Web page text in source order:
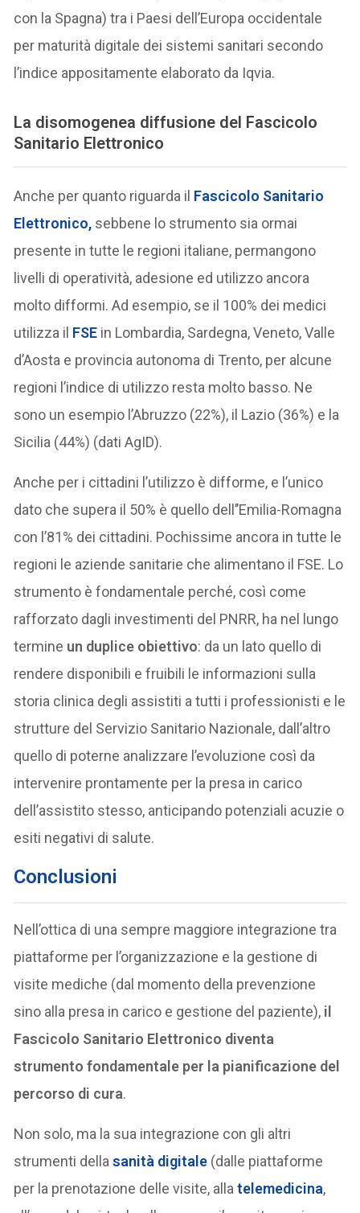
con la Spagna) tra i Paesi dell’Europa occidentale
per maturità digitale dei sistemi sanitari secondo
l’indice appositamente elaborato da Iqvia.
La disomogenea diffusione del Fascicolo
Sanitario Elettronico
Anche per quanto riguarda il Fascicolo Sanitario
Elettronico, sebbene lo strumento sia ormai
presente in tutte le regioni italiane, permangono
livelli di operatività, adesione ed utilizzo ancora
molto difformi. Ad esempio, se il 100% dei medici
utilizza il FSE in Lombardia, Sardegna, Veneto, Valle
d’Aosta e provincia autonoma di Trento, per alcune
regioni l’indice di utilizzo resta molto basso. Ne
sono un esempio l’Abruzzo (22%), il Lazio (36%) e la
Sicilia (44%) (dati AgID).
Anche per i cittadini l’utilizzo è difforme, e l’unico
dato che supera il 50% è quello dell’’Emilia-Romagna
con l’81% dei cittadini. Pochissime ancora in tutte le
regioni le aziende sanitarie che alimentano il FSE. Lo
strumento è fondamentale perché, così come
rafforzato dagli investimenti del PNRR, ha nel lungo
termine un duplice obiettivo: da un lato quello di
rendere disponibili e fruibili le informazioni sulla
storia clinica degli assistiti a tutti i professionisti e le
strutture del Servizio Sanitario Nazionale, dall’altro
quello di poterne analizzare l’evoluzione così da
intervenire prontamente per la presa in carico
dell’assistito stesso, anticipando potenziali acuzie o
esiti negativi di salute.
Conclusioni
Nell’ottica di una sempre maggiore integrazione tra
piattaforme per l’organizzazione e la gestione di
visite mediche (dal momento della prevenzione
sino alla presa in carico e gestione del paziente), il
Fascicolo Sanitario Elettronico diventa
strumento fondamentale per la pianificazione del
percorso di cura.
Non solo, ma la sua integrazione con gli altri
strumenti dellasanità digitale (dalle piattaforme
per la prenotazione delle visite, allatelemedicina,